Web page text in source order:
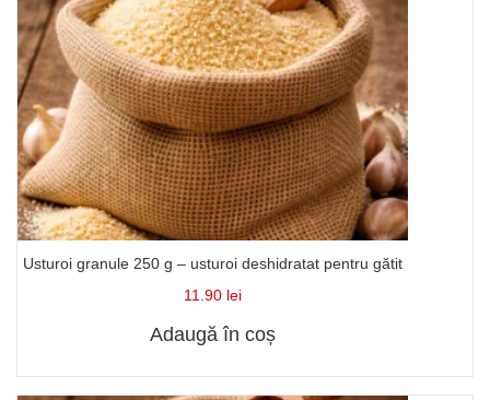
Usturoi granule 250 g – usturoi deshidratat pentru gătit
11.90 lei
Adaugă în coș